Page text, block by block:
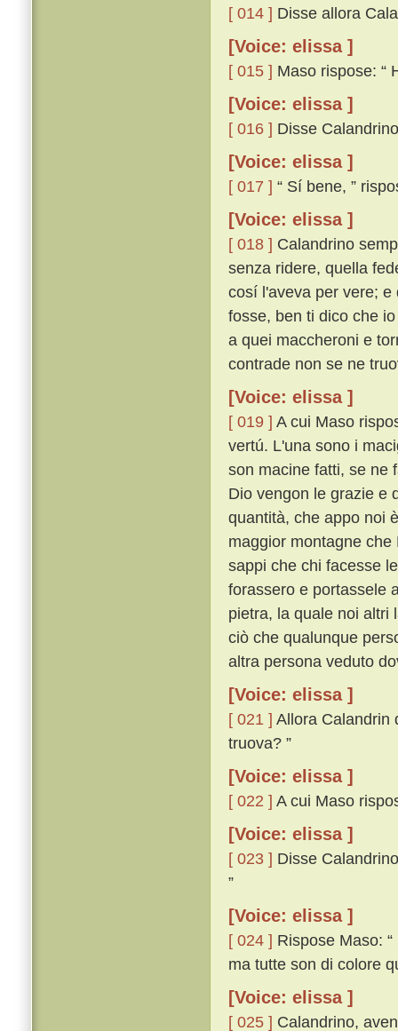
[ 014 ] Disse allora
[Voice: elissa ]
[ 015 ] Maso rispose: “
[Voice: elissa ]
[ 016 ] Disse
[Voice: elissa ]
[ 017 ] “ Sí bene, ”
[Voice: elissa ]
[ 018 ] Calandrino
senza ridere, quella
cosí l'aveva per vere; e
fosse, ben ti dico che
a quei maccheroni e
contrade non se ne
[Voice: elissa ]
[ 019 ] A cui Maso
vertú. L'una sono i
son macine fatti, se ne
Dio vengon le grazie e
quantità, che appo noi
maggior montagne
sappi che chi facesse
forassero e portassele
pietra, la quale noi altri
ciò che qualunque
altra persona veduto
[Voice: elissa ]
[ 021 ] Allora Calandrin
truova? ”
[Voice: elissa ]
[ 022 ] A cui Maso
[Voice: elissa ]
[ 023 ] Disse
”
[Voice: elissa ]
[ 024 ] Rispose Maso:
ma tutte son di colore
[Voice: elissa ]
[ 025 ] Calandrino,